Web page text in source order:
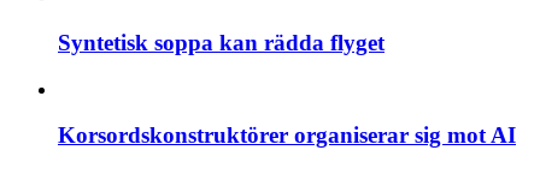
Syntetisk soppa kan rädda flyget
Korsordskonstruktörer organiserar sig mot AI